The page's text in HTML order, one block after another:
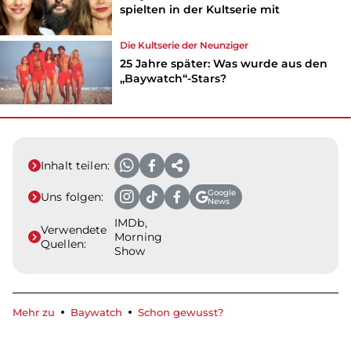
spielten in der Kultserie mit
Die Kultserie der Neunziger
25 Jahre später: Was wurde aus den
„Baywatch“-Stars?
Inhalt teilen:
Uns folgen:
Google
News
Verwendete
Quellen:
IMDb,
Morning
Show
Mehr zu Baywatch Schon gewusst?